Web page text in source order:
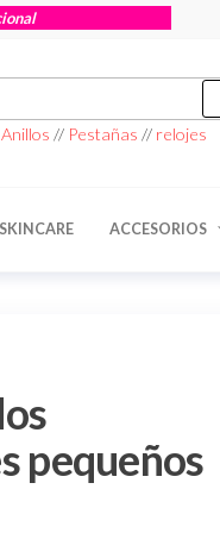
Anillos // Pestañas // relojes
SKINCARE ACCESORIOS
pequeños